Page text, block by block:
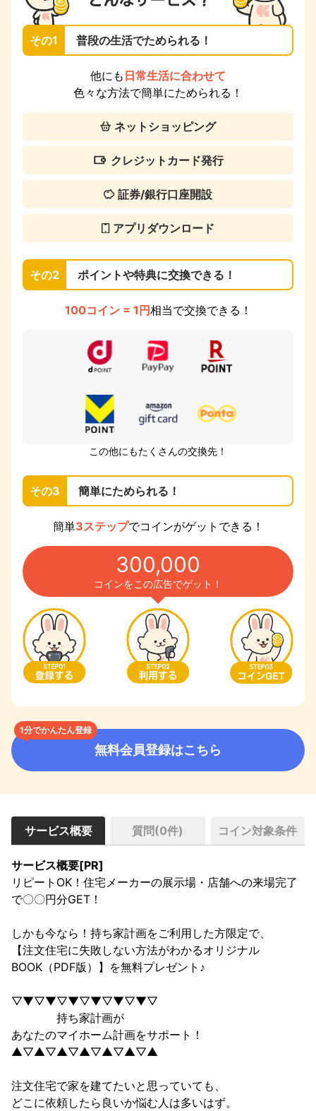
その1 普段の生活でためられる！
他にも 日常生活に合わせて
色々な方法で簡単にためられる！
ネットショッピング
クレジットカード発行
証券/銀行口座開設
アプリダウンロード
その2 ポイントや特典に交換できる！
100コイン = 1円相当で交換できる！
この他にもたくさんの交換先！
その3 簡単にためられる！
簡単3ステップでコインがゲットできる！
300,000
コインをこの広告でゲット！
1分でかんたん登録
無料会員登録はこちら
サービス概要 質問(0件) コイン対象条件
サービス概要[PR]
リピートOK！住宅メーカーの展示場・店舗への来場完了
で〇〇円分GET！
しかも今なら！持ち家計画をご利用した方限定で、
【注文住宅に失敗しない方法がわかるオリジナル
BOOK（PDF版）】を無料プレゼント♪
▽▼▽▼▽▼▽▼▽▼▽▼▽
持ち家計画が
あなたのマイホーム計画をサポート！
▲▽▲▽▲▽▲▽▲▽▲▽▲
注文住宅で家を建てたいと思っていても、
どこに依頼したら良いか悩む人は多いはず。